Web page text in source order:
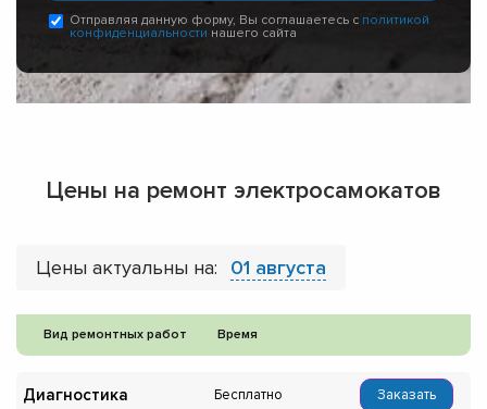
Отправляя данную форму, Вы соглашаетесь с политикой
конфиденциальности нашего сайта
Цены на ремонт электросамокатов
Цены актуальны на: 01 августа
Вид ремонтных работ Время
Диагностика Бесплатно Заказать